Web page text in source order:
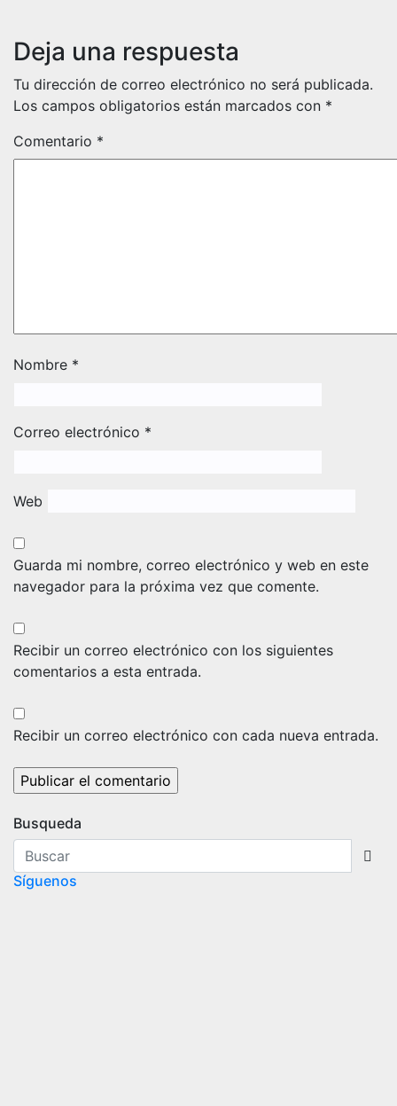
Deja una respuesta
Tu dirección de correo electrónico no será publicada.
Los campos obligatorios están marcados con *
Comentario *
Nombre *
Correo electrónico *
Web
Guarda mi nombre, correo electrónico y web en este
navegador para la próxima vez que comente.
Recibir un correo electrónico con los siguientes
comentarios a esta entrada.
Recibir un correo electrónico con cada nueva entrada.
Busqueda
Síguenos